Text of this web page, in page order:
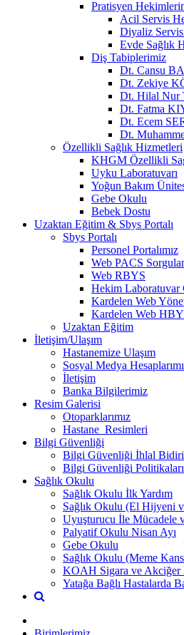
Pratisyen
Acil Servis
Diyaliz
Evde Sağlık
Diş Tabiplerimiz
Dt. Cansu
Dt. Zekiye
Dt. Hilal
Dt. Fatma
Dt. Ecem
Dt.
Özellikli Sağlık Hizmetleri
KHGM Özellikli
Uyku Laboratuvarı
Yoğun Bakım
Gebe Okulu
Bebek Dostu
Uzaktan Eğitim & Sbys Portalı
Sbys Portalı
Personel Portalımız
Web PACS
Web RBYS
Hekim Laboratuvar
Kardelen Web
Kardelen Web
Uzaktan Eğitim
İletişim/Ulaşım
Hastanemize Ulaşım
Sosyal Medya
İletişim
Banka Bilgilerimiz
Resim Galerisi
Otoparklarımız
Hastane_Resimleri
Bilgi Güvenliği
Bilgi Güvenliği İhlal
Bilgi Güvenliği
Sağlık Okulu
Sağlık Okulu İlk Yardım
Sağlık Okulu (El Hijyeni
Uyuşturucu İle Mücadele
Palyatif Okulu Nisan Ayı
Gebe Okulu
Sağlık Okulu (Meme
KOAH Sigara ve Akciğer
Yatağa Bağlı Hastalarda